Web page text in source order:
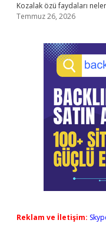
Kozalak özü faydaları
Temmuz 26, 2026
Reklam ve İletişim: